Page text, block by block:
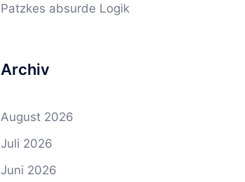
Patzkes absurde Logik
Archiv
August 2026
Juli 2026
Juni 2026